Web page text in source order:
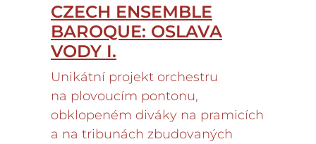
CZECH ENSEMBLE
BAROQUE: OSLAVA
VODY I.
Unikátní projekt orchestru
na plovoucím pontonu,
obklopeném diváky na pramicích
a na tribunách zbudovaných